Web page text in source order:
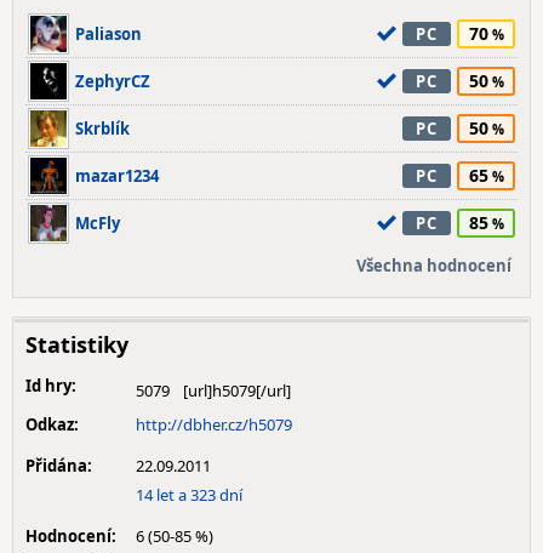
Paliason PC 70
ZephyrCZ PC 50
Skrblík PC 50
mazar1234 PC 65
McFly PC 85
Všechna hodnocení
Statistiky
Id hry:
5079
Odkaz:
http://dbher.cz/h5079
Přidána:
22.09.2011
14 let a 323 dní
Hodnocení:
6 (50-85 %)